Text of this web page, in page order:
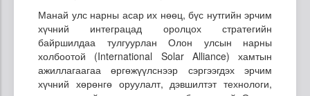
Манай улс нарны асар их нөөц, бүс нутгийн эрчим
хүчний интеграцад оролцох стратегийн
байршилдаа тулгуурлан Олон улсын нарны
холбоотой (International Solar Alliance) хамтын
ажиллагаагаа өргөжүүлснээр сэргээгдэх эрчим
хүчний хөрөнгө оруулалт, дэвшилтэт технологи,